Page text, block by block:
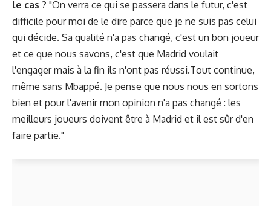
le cas ? "On verra ce qui se passera dans le futur, c'est
difficile pour moi de le dire parce que je ne suis pas celui
qui décide. Sa qualité n'a pas changé, c'est un bon joueur
et ce que nous savons, c'est que Madrid voulait
l'engager mais à la fin ils n'ont pas réussi.Tout continue,
même sans Mbappé. Je pense que nous nous en sortons
bien et pour l'avenir mon opinion n'a pas changé : les
meilleurs joueurs doivent être à Madrid et il est sûr d'en
faire partie."